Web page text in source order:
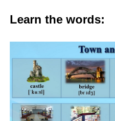
Learn the words: